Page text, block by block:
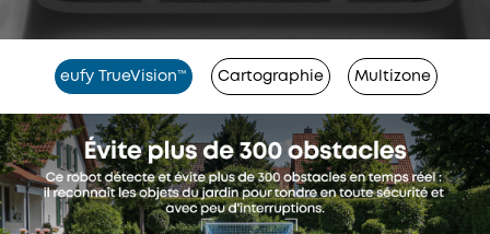
eufy TrueVision™ Cartographie Multizone